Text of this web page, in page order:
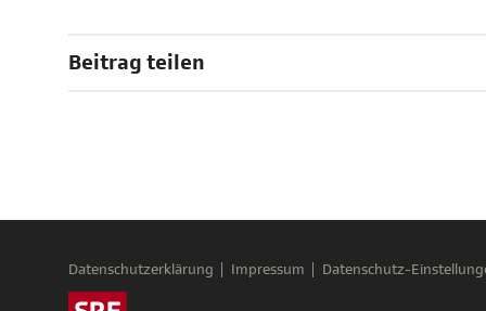
Beitrag teilen
Datenschutzerklärung Impressum Datenschutz-